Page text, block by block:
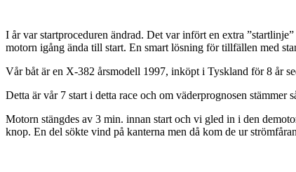
I år var startproceduren ändrad. Det var infört en extra
motorn igång ända till start. En smart lösning för tillfällen med
Vår båt är en X-382 årsmodell 1997, inköpt i Tyskland för 8 år
Detta är vår 7 start i detta race och om väderprognosen
Motorn stängdes av 3 min. innan start och vi gled in i den
knop. En del sökte vind på kanterna men då kom de ur